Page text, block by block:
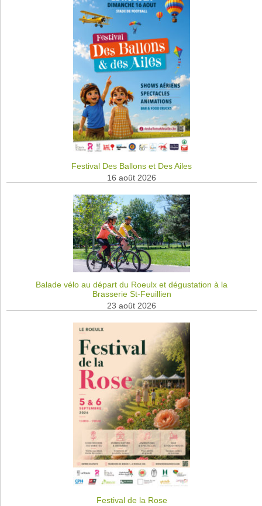
Festival Des Ballons et Des Ailes
16 août 2026
Balade vélo au départ du Roeulx et dégustation à la
Brasserie St-Feuillien
23 août 2026
Festival de la Rose